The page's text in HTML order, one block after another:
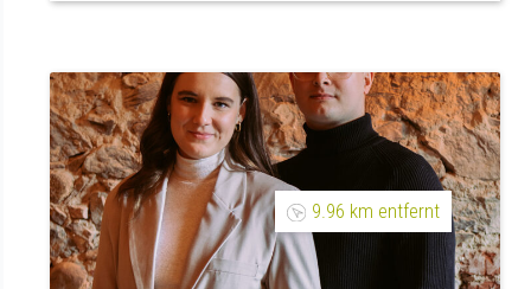
9.96 km entfernt